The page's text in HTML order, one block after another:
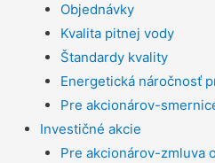
Objednávky
Kvalita pitnej vody
Štandardy kvality
Energetická náročnosť
Pre akcionárov-
Investičné akcie
Pre akcionárov-zmluva